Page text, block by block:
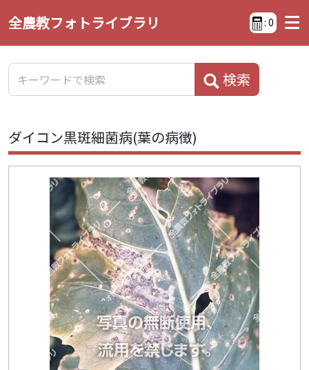
全農教フォトライブラリ : 0
検索
ダイコン黒斑細菌病(葉の病徴)